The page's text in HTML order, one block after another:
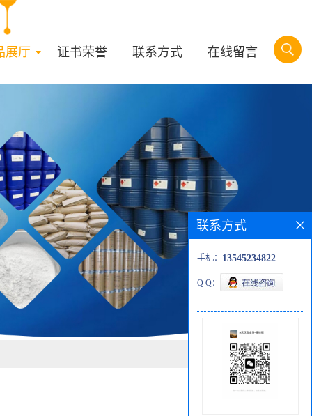
展厅 证书荣誉 联系方式 在线留言
联系方式
手机： 13545234822
Q Q：